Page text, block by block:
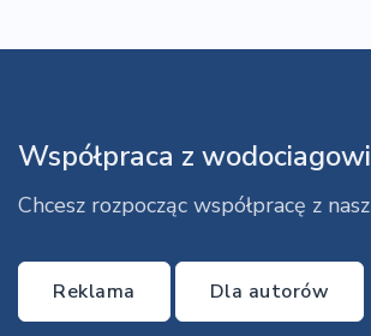
Współpraca z
Chcesz rozpocząc współpracę z
Reklama Dla autorów